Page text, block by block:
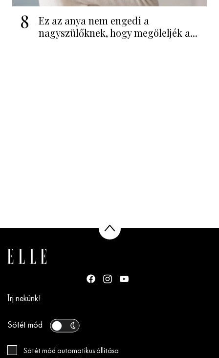
8
Ez az anya nem engedi a
nagyszülőknek, hogy megöleljék a...
Írj nekünk!
Sötét mód
Sötét mód automatikus állítása